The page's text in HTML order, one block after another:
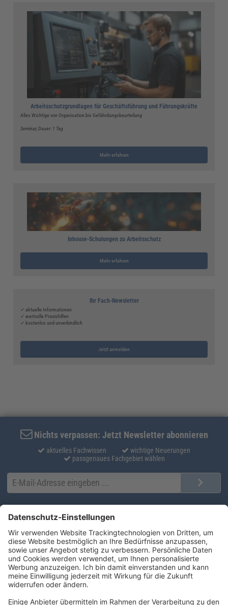
Arbeitsschutzgrundlagen für Geschäftsführung und Führungskräfte
Alles Wichtige von Organisation bis Gefährdungsbeurteilung
Seminar, Dauer: 1 Tag
Mehr erfahren
Inhouse-Schulungen zu Arbeitsschutz
Mehr erfahren
Ihr Fach-Newsletter
✓ aktuelle Informationen
✓ wertvolle Praxishilfen
✓ kostenlos und unverbindlich
Jetzt anmelden
Nichts verpassen: Jetzt Newsletter abonnieren
aktuelles Fachwissen
wichtige Neuerungen
passgenaues Fachgebiet wählen
Kontakt
Sie erreichen uns unter:
(08233) 38 11 23
service@forum-verlag.com
Mo-Do 07:30 - 17:00 Uhr
Fr 07:30 - 15:00 Uhr
FORUM Fachliteratur
AKADEMIE HERKERT
Unsere Marken